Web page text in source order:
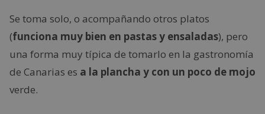
Se toma solo, o acompañando otros platos
(funciona muy bien en pastas y ensaladas), pero
una forma muy típica de tomarlo en la gastronomía
de Canarias es a la plancha y con un poco de mojo
verde.